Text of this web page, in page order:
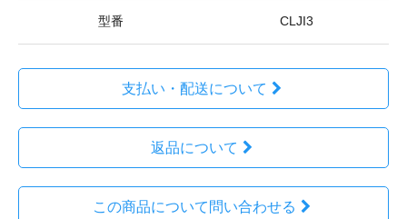
型番 CLJI3
支払い・配送について
返品について
この商品について問い合わせる